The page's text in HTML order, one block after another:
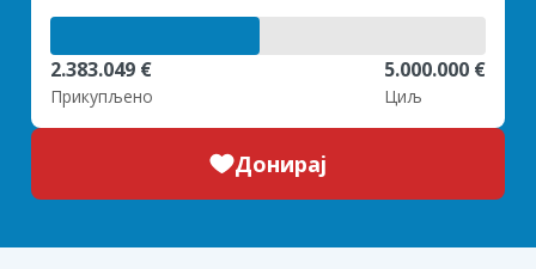
2.383.049 €
Прикупљено
5.000.000 €
Циљ
Донирај